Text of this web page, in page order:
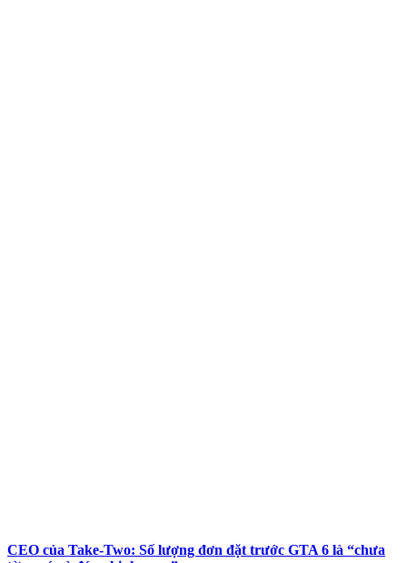
CEO của Take-Two: Số lượng đơn đặt trước GTA 6 là “chưa